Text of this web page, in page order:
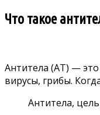
Что такое
Антитела (АТ) —
вирусы, грибы.
Антитела,